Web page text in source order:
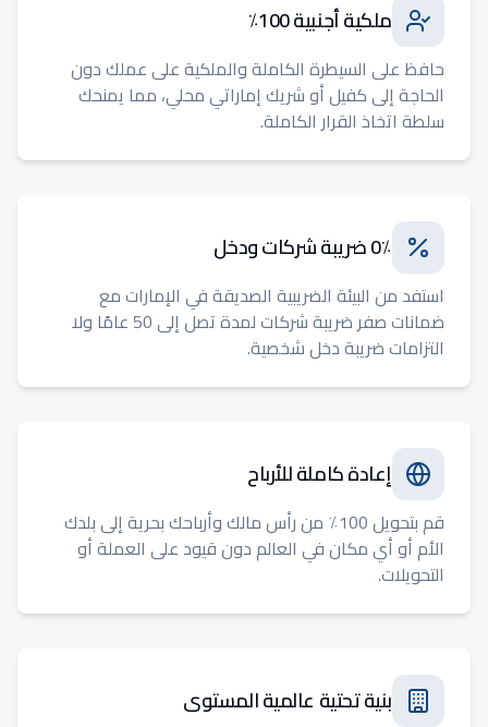
ملكية أجنبية 100٪
حافظ على السيطرة الكاملة والملكية على عملك دون
الحاجة إلى كفيل أو شريك إماراتي محلي، مما يمنحك
سلطة اتخاذ القرار الكاملة.
0٪ ضريبة شركات ودخل
استفد من البيئة الضريبية الصديقة في الإمارات مع
ضمانات صفر ضريبة شركات لمدة تصل إلى 50 عامًا ولا
التزامات ضريبة دخل شخصية.
إعادة كاملة للأرباح
قم بتحويل 100٪ من رأس مالك وأرباحك بحرية إلى بلدك
الأم أو أي مكان في العالم دون قيود على العملة أو
التحويلات.
بنية تحتية عالمية المستوى